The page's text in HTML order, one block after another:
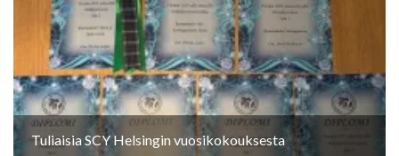
Tuliaisia SCY Helsingin vuosikokouksesta